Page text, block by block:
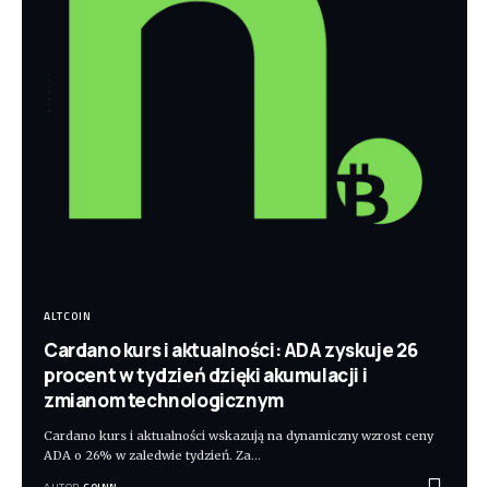
ALTCOIN
Cardano kurs i aktualności: ADA zyskuje 26
procent w tydzień dzięki akumulacji i
zmianom technologicznym
Cardano kurs i aktualności wskazują na dynamiczny wzrost ceny
ADA o 26% w zaledwie tydzień. Za…